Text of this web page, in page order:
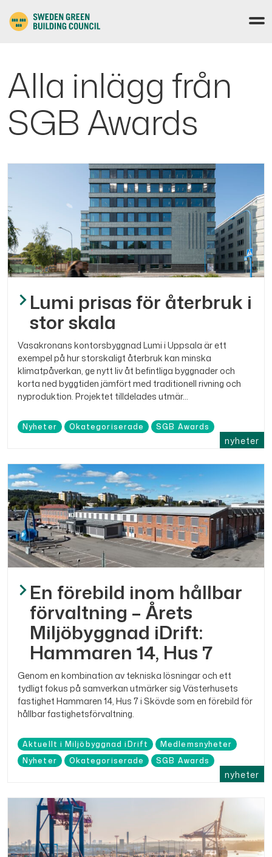
Alla inlägg från
SGB Awards
nyheter
Lumi prisas för återbruk i
stor skala
Vasakronans kontorsbyggnad Lumi i Uppsala är ett
exempel på hur storskaligt återbruk kan minska
klimatpåverkan, ge nytt liv åt befintliga byggnader och
korta ned byggtiden jämfört med traditionell rivning och
nyproduktion. Projektet tilldelades utmär...
Nyheter Okategoriserade SGB Awards
nyheter
En förebild inom hållbar
förvaltning – Årets
Miljöbyggnad iDrift:
Hammaren 14, Hus 7
Genom en kombination av tekniska lösningar och ett
tydligt fokus på samverkan utmärker sig Västerhusets
fastighet Hammaren 14, Hus 7 i Skövde som en förebild för
hållbar fastighetsförvaltning.
Aktuellt i Miljöbyggnad iDrift
Medlemsnyheter
Nyheter
Okategoriserade SGB Awards